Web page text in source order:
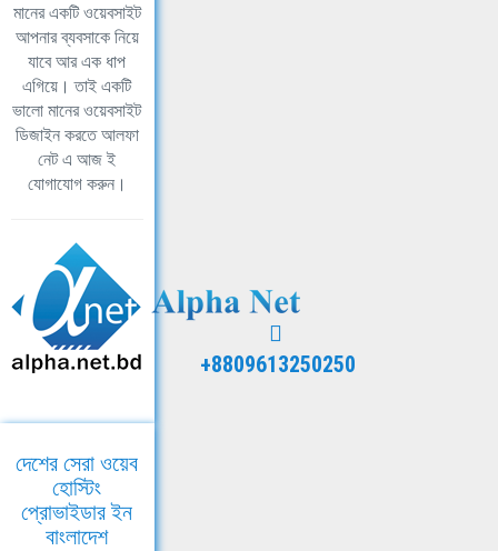
মানের একটি ওয়েবসাইট
আপনার ব্যবসাকে নিয়ে
যাবে আর এক ধাপ
এগিয়ে। তাই একটি
ভালো মানের ওয়েবসাইট
ডিজাইন করতে আলফা
নেট এ আজ ই
যোগাযোগ করুন।
+8809613250250
দেশের সেরা ওয়েব
হোস্টিং
প্রোভাইডার ইন
বাংলাদেশ